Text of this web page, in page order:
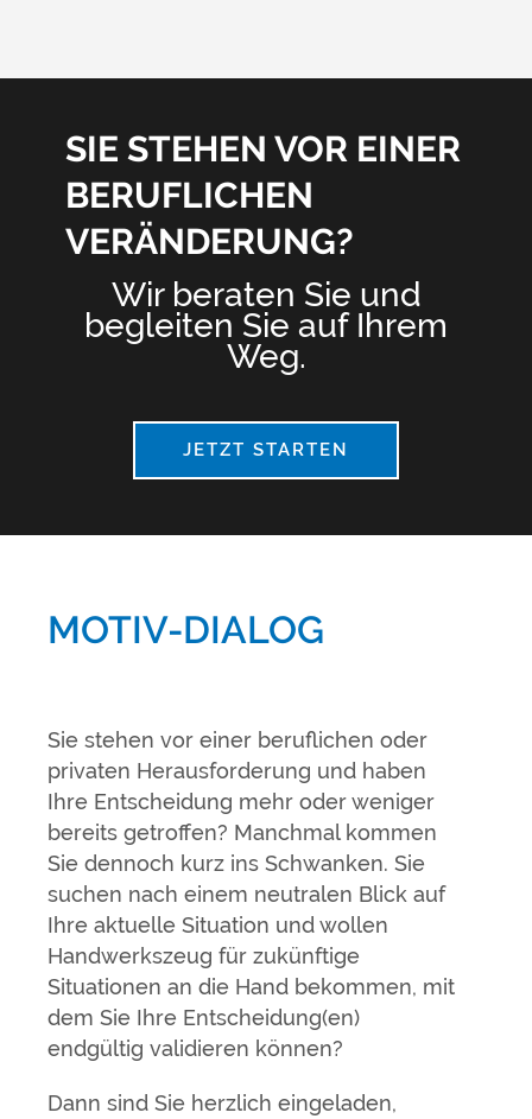
SIE STEHEN VOR EINER
BERUFLICHEN
VERÄNDERUNG?
Wir beraten Sie und
begleiten Sie auf Ihrem
Weg.
JETZT STARTEN
MOTIV-DIALOG
Sie stehen vor einer beruflichen oder
privaten Herausforderung und haben
Ihre Entscheidung mehr oder weniger
bereits getroffen? Manchmal kommen
Sie dennoch kurz ins Schwanken. Sie
suchen nach einem neutralen Blick auf
Ihre aktuelle Situation und wollen
Handwerkszeug für zukünftige
Situationen an die Hand bekommen, mit
dem Sie Ihre Entscheidung(en)
endgültig validieren können?
Dann sind Sie herzlich eingeladen,